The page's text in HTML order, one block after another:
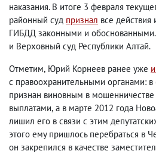
наказания. В итоге 3 февраля
районный суд признал все
ГИБДД законными и обоснованными.
и Верховный суд Республики Алтай.
Отметим, Юрий Корнеев ранее уже
с правоохранительными органами:
признан виновным в мошенничестве
выплатами, а в марте 2012 года
лишил его в связи с этим
этого ему пришлось перебраться в
он закрепился в качестве